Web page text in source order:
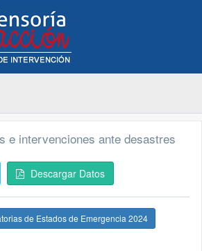
e intervenciones ante desastres
Descargar Datos
de Estados de Emergencia 2024